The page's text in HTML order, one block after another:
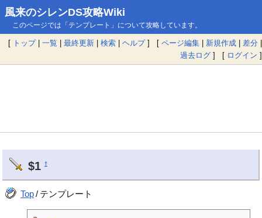
風来のシレンDS攻略Wiki
このページでは「テンプレート」について攻略しています。
[ トップ| 一覧 | 最終更新 | 検索 | ヘルプ] [ ページ編集 | 新規作成 | 差分 |
過去ログ ] [ ログイン ]
$1 †
Top/ テンプレート